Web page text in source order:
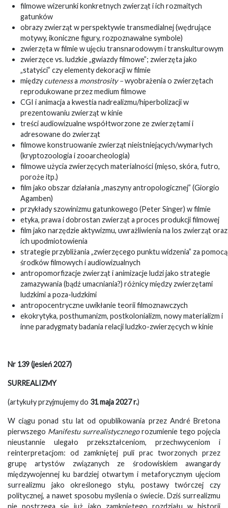
filmowe wizerunki konkretnych zwierząt i ich rozmaitych
gatunków
obrazy zwierząt w perspektywie transmedialnej (wędrujące
motywy, ikoniczne figury, rozpoznawalne symbole)
zwierzęta w filmie w ujęciu transnarodowym i transkulturowym
zwierzęce vs. ludzkie „gwiazdy filmowe”; zwierzęta jako
„statyści” czy elementy dekoracji w filmie
między cutenessa monstrosity –wyobrażenia o zwierzętach
reprodukowane przez medium filmowe
CGI i animacja a kwestia nadrealizmu/hiperbolizacji w
prezentowaniu zwierząt w kinie
treści audiowizualne współtworzone ze zwierzętami i
adresowane do zwierząt
filmowe konstruowanie zwierząt nieistniejących/wymarłych
(kryptozoologia i zooarcheologia)
filmowe użycia zwierzęcych materialności (mięso, skóra, futro,
poroże itp.)
film jako obszar działania „maszyny antropologicznej” (Giorgio
Agamben)
przykłady szowinizmu gatunkowego (Peter Singer) w filmie
etyka, prawa i dobrostan zwierząt a proces produkcji filmowej
film jako narzędzie aktywizmu, uwrażliwienia na los zwierząt oraz
ich upodmiotowienia
strategie przybliżania „zwierzęcego punktu widzenia” za pomocą
środków filmowych i audiowizualnych
antropomorfizacje zwierząt i animizacje ludzi jako strategie
zamazywania (bądź umacniania?) różnicy między zwierzętami
ludzkimi a poza-ludzkimi
antropocentryczne uwikłanie teorii filmoznawczych
ekokrytyka, posthumanizm, postkolonializm, nowy materializm i
inne paradygmaty badania relacji ludzko-zwierzęcych w kinie
Nr 139 (jesień 2027)
SURREALIZMY
(artykuły przyjmujemy do 31 maja 2027 r.)
W ciągu ponad stu lat od opublikowania przez André Bretona
pierwszego Manifestu surrealistycznegorozumienie tego pojęcia
nieustannie ulegało przekształceniom, przechwyceniom i
reinterpretacjom: od zamkniętej puli prac tworzonych przez
grupę artystów związanych ze środowiskiem awangardy
międzywojennej ku bardziej otwartym i metaforycznym ujęciom
surrealizmu jako określonego stylu, postawy twórczej czy
politycznej, a nawet sposobu myślenia o świecie. Dziś surrealizmu
nie postrzega się już jako zamkniętego rozdziału w historii